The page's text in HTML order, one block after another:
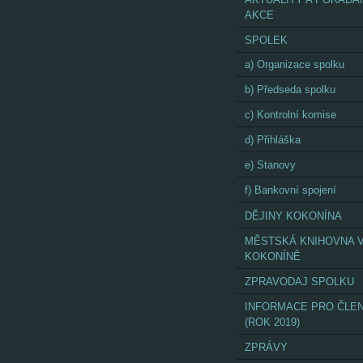
AKCE
SPOLEK
a) Organizace spolku
b) Předseda spolku
c) Kontrolní komise
d) Přihláška
e) Stanovy
f) Bankovní spojení
DĚJINY KOKONÍNA
MĚSTSKÁ KNIHOVNA
KOKONÍNĚ
ZPRAVODAJ SPOLKU
INFORMACE PRO
(ROK 2019)
ZPRÁVY